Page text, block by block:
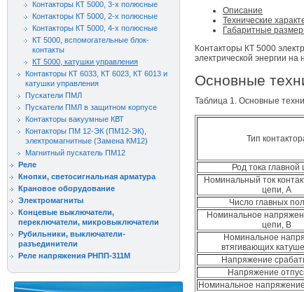
Контакторы КТ 5000, 3-х полюсные
Контакторы КТ 5000, 2-х полюсные
Контакторы КТ 5000, 4-х полюсные
КТ 5000, вспомогательные блок-
контакты
КТ 5000, катушки управления
Контакторы КТ 6033, КТ 6023, КТ 6013 и
катушки управления
Пускатели ПМЛ
Пускатели ПМЛ в защитном корпусе
Контакторы вакуумные КВТ
Контакторы ПМ 12-ЭК (ПМ12-ЭК),
электромагнитные (Замена КМ12)
Магнитный пускатель ПМ12
Реле
Кнопки, светосигнальная арматура
Крановое оборудование
Электромагниты
Концевые выключатели,
переключатели, микровыключатели
Рубильники, выключатели-
разъединители
Реле напряжения РНПП-311М
Описание
Технические
Габаритные
Контакторы КТ 5000
электрической энергии
Основные
Таблица 1. Основные
Тип
Род тока главной
Номинальный ток
цепи, А
Число главных
Номинальное
цепи, В
Номинальное
втягивающих
Напряжение
Напряжение
Номинальное